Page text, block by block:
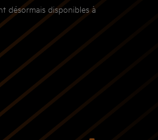
désormais disponibles à